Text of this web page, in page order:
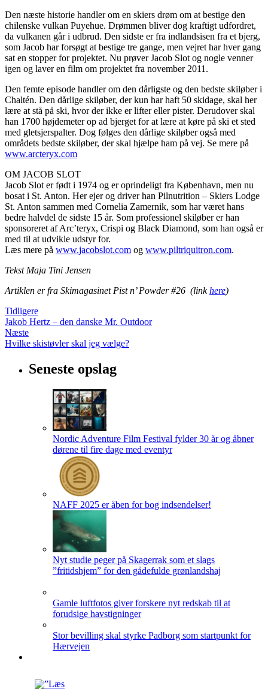
Den næste historie handler om en skiers drøm om at bestige den
chilenske vulkan Puyehue. Drømmen bliver dog kraftigt udfordret,
da vulkanen går i udbrud. Den sidste er fra indlandsisen fra et bjerg,
som Jacob har forsøgt at bestige tre gange, men vejret har hver gang
sat en stopper for projektet. Nu prøver Jacob Slot og nogle venner
igen og laver en film om projektet fra november 2011.
Den femte episode handler om den dårligste og den bedste skiløber i
Chaltén. Den dårlige skiløber, der kun har haft 50 skidage, skal her
lære at stå på ski, hvor der ikke er lifter eller pister. Derudover skal
han 1700 højdemeter op ad bjerget for at lære at køre på ski et sted
med gletsjerspalter. Dog følges den dårlige skiløber også med
områdets bedste skiløber, der skal hjælpe ham på vej. Se mere på
www.arcteryx.com
OM JACOB SLOT
Jacob Slot er født i 1974 og er oprindeligt fra København, men nu
bosat i St. Anton. Her ejer og driver han Pilnutrition – Skiers Lodge
St. Anton sammen med Cornelia Zamernik, som har været hans
bedre halvdel de sidste 15 år. Som professionel skiløber er han
sponsoreret af Arc’teryx, Crispi og Black Diamond, som han også er
med til at udvikle udstyr for.
Læs mere på www.jacobslot.com og www.piltriquitron.com.
Tekst Maja Tini Jensen
Artiklen er fra Skimagasinet Pist n’ Powder #26 (linkhere)
Tidligere
Jakob Hertz – den danske Mr. Outdoor
Næste
Hvilke skistøvler skal jeg vælge?
Seneste opslag
Nordic Adventure Film Festival fylder 30 år og åbner
dørene til fire dage med eventyr
NAFF 2025 er åben for bog indsendelser!
Nyt studie peger på Skagerrak som et slags
”fritidshjem” for den gådefulde grønlandshaj
Gamle luftfotos giver forskere nyt redskab til at
forudsige havstigninger
Stor bevilling skal styrke Padborg som startpunkt for
Hærvejen